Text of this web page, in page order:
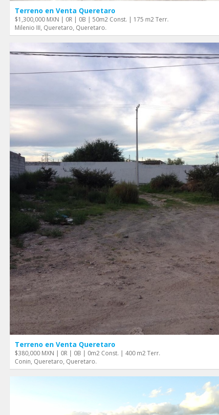
Terreno en Venta Queretaro
$1,300,000 MXN | 0R | 0B | 50m2 Const. | 175 m2 Terr.
Milenio III, Queretaro, Queretaro.
Terreno en Venta Queretaro
$380,000 MXN | 0R | 0B | 0m2 Const. | 400 m2 Terr.
Conin, Queretaro, Queretaro.